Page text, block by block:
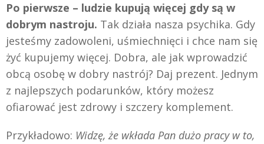
Po pierwsze – ludzie kupują więcej gdy są w
dobrym nastroju. Tak działa nasza psychika. Gdy
jesteśmy zadowoleni, uśmiechnięci i chce nam się
żyć kupujemy więcej. Dobra, ale jak wprowadzić
obcą osobę w dobry nastrój? Daj prezent. Jednym
z najlepszych podarunków, który możesz
ofiarować jest zdrowy i szczery komplement.
Przykładowo: Widzę, że wkłada Pan dużo pracy w to,